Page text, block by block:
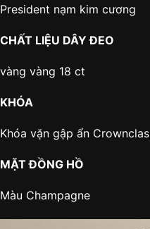
President nạm kim cương
CHẤT LIỆU DÂY ĐEO
vàng vàng 18 ct
KHÓA
Khóa vặn gập ẩn
MẶT ĐỒNG HỒ
Màu Champagne